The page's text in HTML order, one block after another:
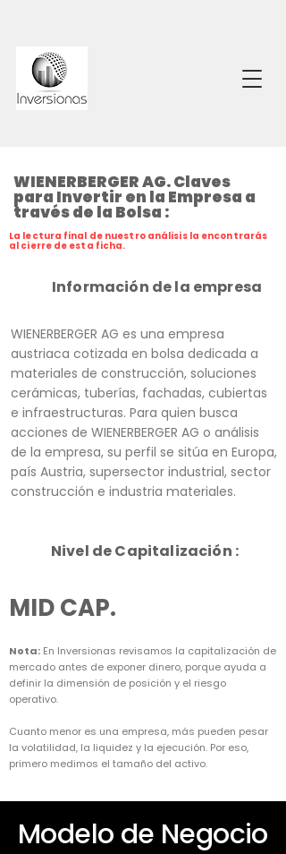
WIENERBERGER AG. Claves
para Invertir en la Empresa a
través de la Bolsa :
La lectura final de nuestro análisis la encontrarás
al cierre de esta ficha.
Información de la empresa
WIENERBERGER AG es una empresa
austriaca cotizada en bolsa dedicada a
materiales de construcción, soluciones
cerámicas, tuberías, fachadas, cubiertas
e infraestructuras. Para quien busca
acciones de WIENERBERGER AG o análisis
de la empresa, su perfil se sitúa en Europa,
país Austria, supersector industrial, sector
construcción e industria materiales.
Nivel de Capitalización :
MID CAP.
Nota: En Inversionas revisamos la capitalización de
mercado antes de exponer dinero, porque ayuda a
definir la dimensión de posición y el riesgo
operativo.
Cuanto menor es una empresa, más pueden pesar
la volatilidad, la liquidez y la ejecución. Por eso,
primero medimos el tamaño del activo.
Modelo de Negocio